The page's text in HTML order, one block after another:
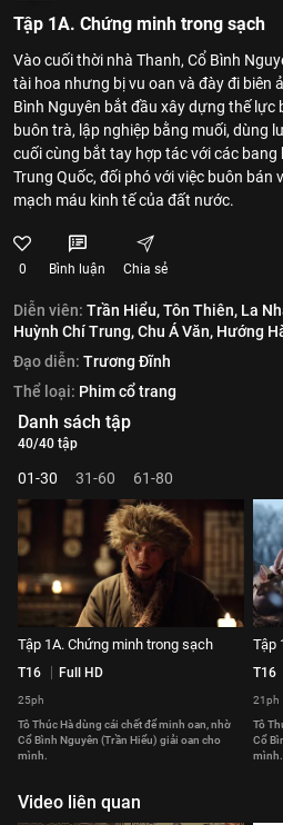
Tập 1A. Chứng minh trong sạch
Vào cuối thời nhà Thanh, Cổ Bình
tài hoa nhưng bị vu oan và đày đi biên
Bình Nguyên bắt đầu xây dựng thế lực
buôn trà, lập nghiệp bằng muối, dùng
cuối cùng bắt tay hợp tác với các
Trung Quốc, đối phó với việc buôn
mạch máu kinh tế của đất nước.
0 Bình luận Chia sẻ
Diễn viên: Trần Hiểu,Tôn Thiên, La
Huỳnh Chí Trung,Chu Á Văn, Hướng
Đạo diễn: Trương Đĩnh
Thể loại: Phim cổ trang
Danh sách tập
40/40 tập
01-30 31-60 61-80
Tập 1A. Chứng minh trong sạch
T16 Full HD
25ph
Tô Thúc Hà dùng cái chết để minh oan, nhờ
Cổ Bình Nguyên (Trần Hiểu) giải oan cho
mình.
Tập
T16
21ph
Tô
Cổ
mình.
Video liên quan